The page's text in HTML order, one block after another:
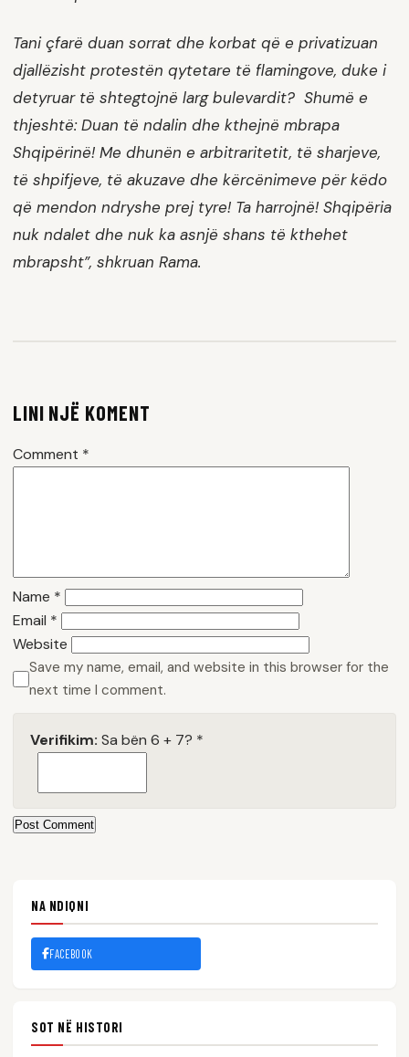
Tani çfarë duan sorrat dhe korbat që e privatizuan
djallëzisht protestën qytetare të flamingove, duke i
detyruar të shtegtojnë larg bulevardit? Shumë e
thjeshtë: Duan të ndalin dhe kthejnë mbrapa
Shqipërinë! Me dhunën e arbitraritetit, të sharjeve,
të shpifjeve, të akuzave dhe kërcënimeve për këdo
që mendon ndryshe prej tyre! Ta harrojnë! Shqipëria
nuk ndalet dhe nuk ka asnjë shans të kthehet
mbrapsht”, shkruan Rama.
LINI NJË KOMENT
Comment *
Name *
Email *
Website
Save my name, email, and website in this browser for the
next time I comment.
Verifikim: Sa bën 6 + 7? *
Post Comment
NA NDIQNI
FACEBOOK
SOT NË HISTORI